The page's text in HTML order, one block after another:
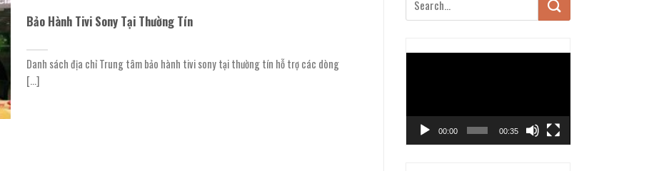
Bảo Hành Tivi Sony Tại Thường Tín
Danh sách địa chỉ Trung tâm bảo hành tivi sony tại thường tín hỗ trợ các dòng
[...]
00:00 00:35